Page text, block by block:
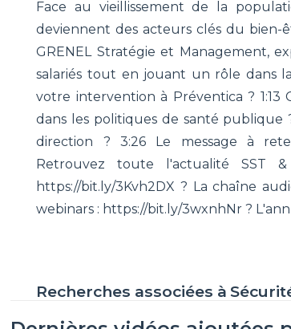
Face au vieillissement de la
deviennent des acteurs clés du bien-
GRENEL Stratégie et Management,
salariés tout en jouant un rôle dans
votre intervention à Préventica ?
dans les politiques de santé publique
direction ? 3:26 Le message à retenir ?
Retrouvez toute l'actualité SST
https://bit.ly/3Kvh2DX ? La chaîne
webinars : https://bit.ly/3wxnhNr ?
Recherches associées à